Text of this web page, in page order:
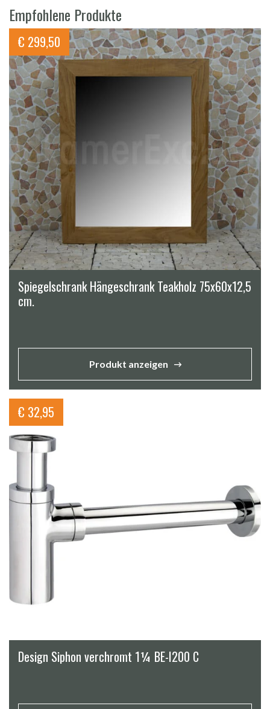
Empfohlene Produkte
€ 299,50
Spiegelschrank Hängeschrank Teakholz 75x60x12,5
cm.
Produkt anzeigen
€ 32,95
Design Siphon verchromt 1¼ BE-I200 C